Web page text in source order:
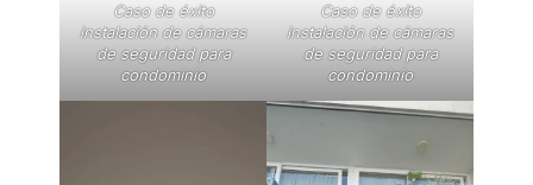
Caso de éxito
instalación de cámaras
de seguridad para
condominio
Caso de éxito
instalación de cámaras
de seguridad para
condominio